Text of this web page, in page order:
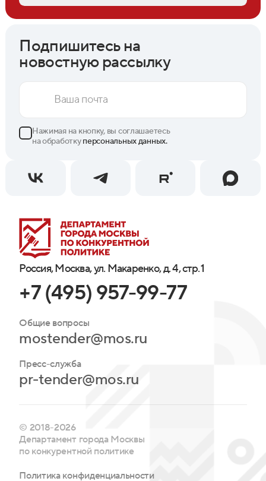
Россия, Москва, ул. Макаренко, д. 4, стр. 1
+7 (495) 957-99-77
Общие вопросы
mostender@mos.ru
Пресс-служба
pr-tender@mos.ru
Подпишитесь на
новостную рассылку
Нажимая на кнопку, вы соглашаетесь
на обработкуперсональных данных.
© 2018-2026
Департамент города Москвы
по конкурентной политике
Политика конфиденциальности